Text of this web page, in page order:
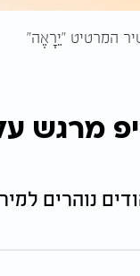
המרטיט "יֵרָאֶה"
מרגש
נוהרים